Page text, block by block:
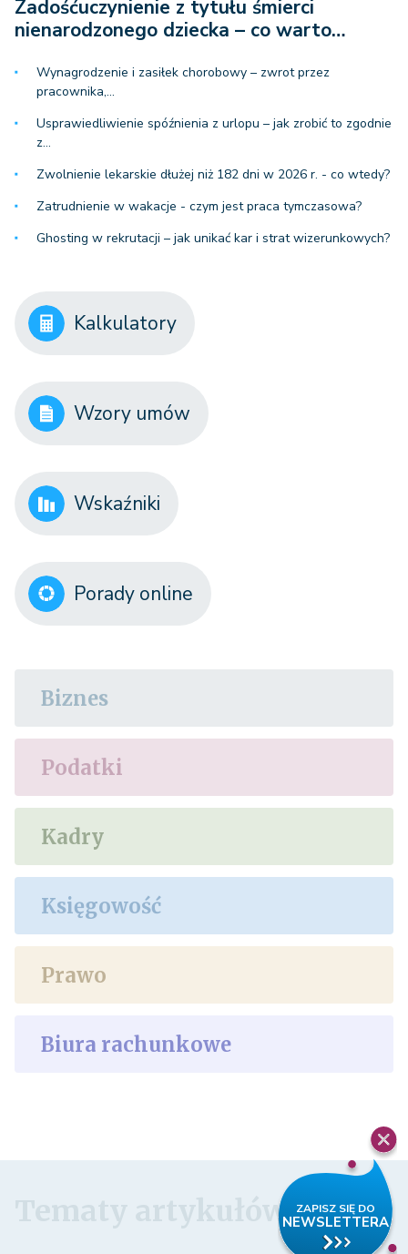
Zadośćuczynienie z tytułu śmierci
nienarodzonego dziecka – co warto…
Wynagrodzenie i zasiłek chorobowy – zwrot przez
pracownika,…
Usprawiedliwienie spóźnienia z urlopu – jak zrobić to zgodnie
z…
Zwolnienie lekarskie dłużej niż 182 dni w 2026 r. - co wtedy?
Zatrudnienie w wakacje - czym jest praca tymczasowa?
Ghosting w rekrutacji – jak unikać kar i strat wizerunkowych?
Kalkulatory
Wzory umów
Wskaźniki
Porady online
Biznes
Podatki
Kadry
Księgowość
Prawo
Biura rachunkowe
Tematy artykułów